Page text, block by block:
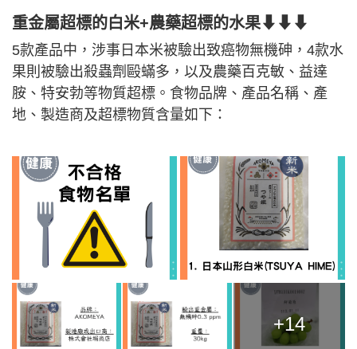
重金屬超標的白米+農藥超標的水果⬇⬇⬇
5款產品中，涉事日本米被驗出致癌物無機砷，4款水
果則被驗出殺蟲劑毆蟎多，以及農藥百克敏、益達
胺、特安勃等物質超標。食物品牌、產品名稱、產
地、製造商及超標物質含量如下：
+14